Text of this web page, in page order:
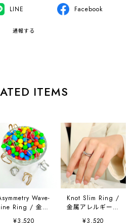
LINE Facebook
通報する
ITEMS
Wave-
Ring / 金属
アレルギー対応
¥3,520
Knot Slim Ring /
金属アレルギー対
応
¥3,520